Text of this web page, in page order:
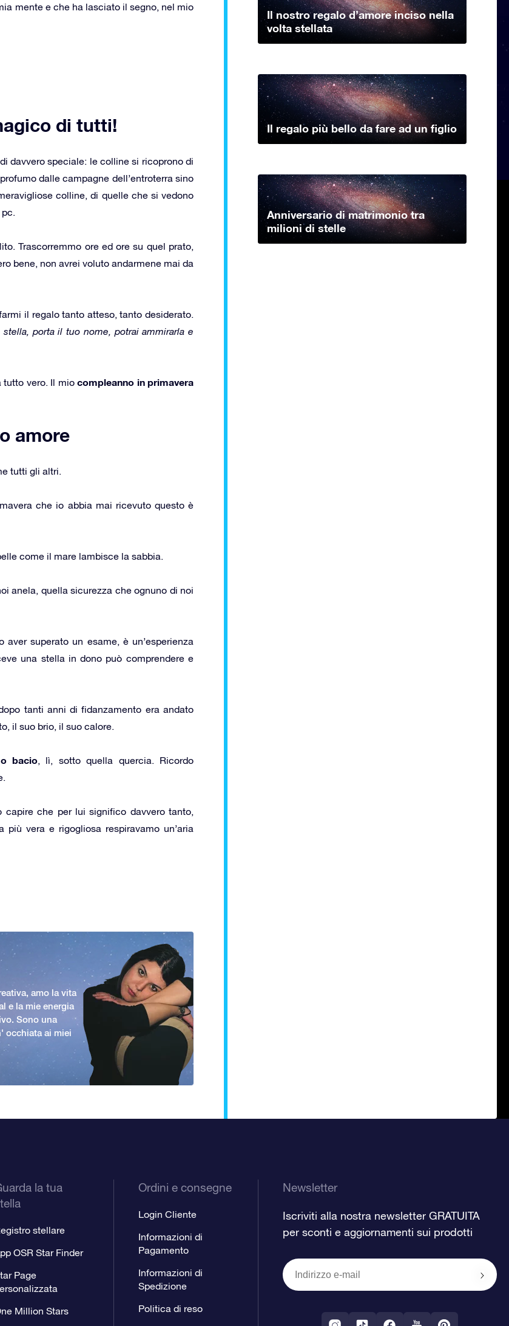
mente e che ha lasciato il segno, nel mio
di tutti!
davvero speciale: le colline si ricoprono di
dalle campagne dell’entroterra sino
colline, di quelle che si vedono
Trascorremmo ore ed ore su quel prato,
bene, non avrei voluto andarmene mai da
il regalo tanto atteso, tanto desiderato.
porta il tuo nome, potrai ammirarla e
tutto vero. Il mio compleanno in primavera
amore
tutti gli altri.
che io abbia mai ricevuto questo è
come il mare lambisce la sabbia.
anela, quella sicurezza che ognuno di noi
superato un esame, è un’esperienza
una stella in dono può comprendere e
tanti anni di fidanzamento era andato
il suo brio, il suo calore.
bacio, lì, sotto quella quercia. Ricordo
che per lui significo davvero tanto,
vera e rigogliosa respiravamo un’aria
amo la vita
e la mie energia
Sono una
occhiata ai miei
Il nostro regalo d’amore inciso nella
volta stellata
Il regalo più bello da fare ad un figlio
Anniversario di matrimonio tra
milioni di stelle
la tua
stellare
OSR Star Finder
Page
Million Stars
Ordini e consegne
Login Cliente
Informazioni di
Pagamento
Informazioni di
Spedizione
Politica di reso
Newsletter
Iscriviti alla nostra newsletter GRATUITA
per sconti e aggiornamenti sui prodotti